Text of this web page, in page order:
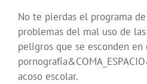
No te pierdas el programa
problemas del mal uso de
peligros que se esconden
acoso escolar.